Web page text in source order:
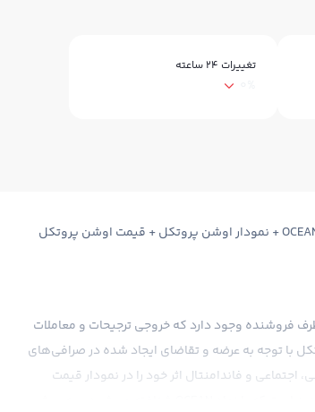
تغییرات ۲۴ ساعته
قیمت اوشن پروتکل Ocean Protocol + قیمت لحظه ای اوشن پروتکل OCEAN + نمودار اوشن پروتکل + قیمت اوشن پروتکل
طرف فروشنده وجود دارد که خروجی ترجیحات و معاملات
با توجه به عرضه و تقاضای ایجاد شده در صرافی‌های
و فاندامنتال اثر خود را در نمودار قیمت